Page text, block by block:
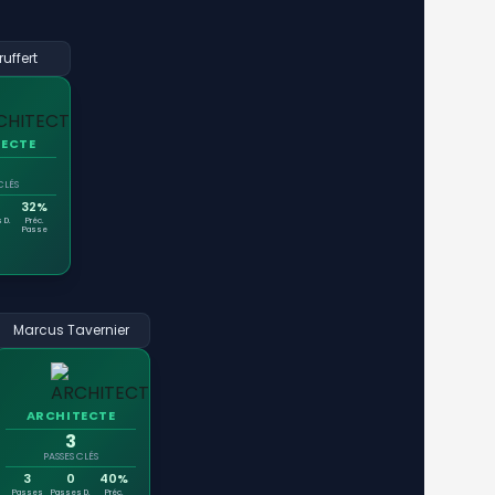
D.
32%
Préc.
Passe
Marcus Tavernier
ARCHITECTE
3
PASSES CLÉS
3
Passes
0
Passes D.
40%
Préc.